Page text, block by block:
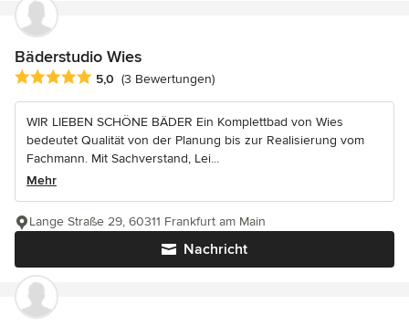
Bäderstudio Wies
Durchschnittliche Bewertung: 5 von 5 Sternen
5,0 (3 Bewertungen)
WIR LIEBEN SCHÖNE BÄDER Ein Komplettbad von Wies
bedeutet Qualität von der Planung bis zur Realisierung vom
Fachmann. Mit Sachverstand, Lei...
Mehr
Nachricht
Lange Straße 29, 60311 Frankfurt am Main